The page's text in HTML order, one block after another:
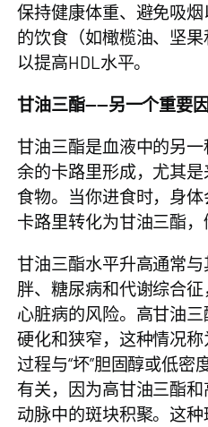
保持健康体重、避免吸
的饮食（如橄榄油、坚
以提高HDL水平。
甘油三酯——另一个重要
甘油三酯是血液中的另
余的卡路里形成，尤其
食物。当你进食时，身
卡路里转化为甘油三酯，
甘油三酯水平升高通常
胖、糖尿病和代谢综合
心脏病的风险。高甘油
硬化和狭窄，这种情况
过程与“坏”胆固醇或低
有关，因为高甘油三酯
动脉中的斑块积聚。这